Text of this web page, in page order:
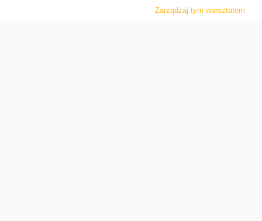
Zarządzaj tym warsztatem